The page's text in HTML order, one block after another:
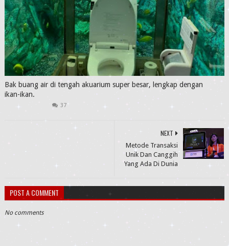
Bak buang air di tengah akuarium super besar, lengkap dengan
ikan-ikan.
37
NEXT
Metode Transaksi
Unik Dan Canggih
Yang Ada Di Dunia
POST A COMMENT
No comments